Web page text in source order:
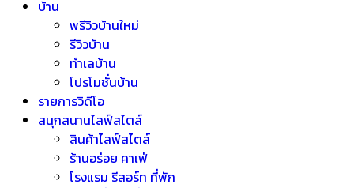
บ้าน
พรีวิวบ้านใหม่
รีวิวบ้าน
ทำเลบ้าน
โปรโมชั่นบ้าน
รายการวิดีโอ
สนุกสนานไลฟ์สไตล์
สินค้าไลฟ์สไตล์
ร้านอร่อย คาเฟ่
โรงแรม รีสอร์ท ที่พัก